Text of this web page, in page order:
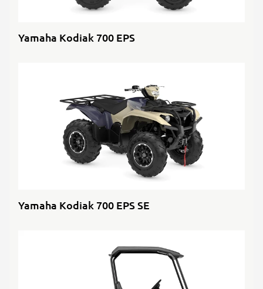
Yamaha Kodiak 700 EPS
Yamaha Kodiak 700 EPS SE